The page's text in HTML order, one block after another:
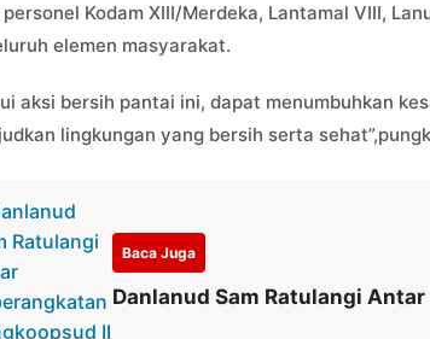
Kodam XIII/Merdeka, Lantamal VIII,
elemen masyarakat.
aksi bersih pantai ini, dapat menumbuhkan
lingkungan yang bersih serta
Baca Juga
Danlanud Sam Ratulangi